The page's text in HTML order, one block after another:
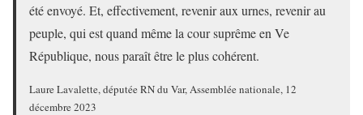
été envoyé. Et, effectivement, revenir aux urnes, revenir au
peuple, qui est quand même la cour suprême en Ve
République, nous paraît être le plus cohérent.
Laure Lavalette, députée RN du Var, Assemblée nationale, 12
décembre 2023